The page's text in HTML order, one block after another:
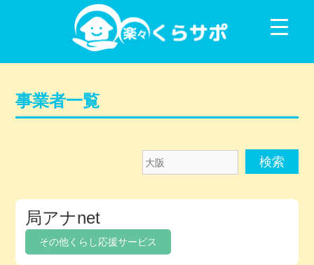
コンテンツに移動
事業者一覧
大
阪
メ
バ
ー
局アナnet
その他くらし応援サービス